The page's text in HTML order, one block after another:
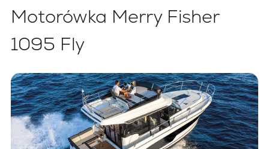
Motorówka Merry Fisher
1095 Fly